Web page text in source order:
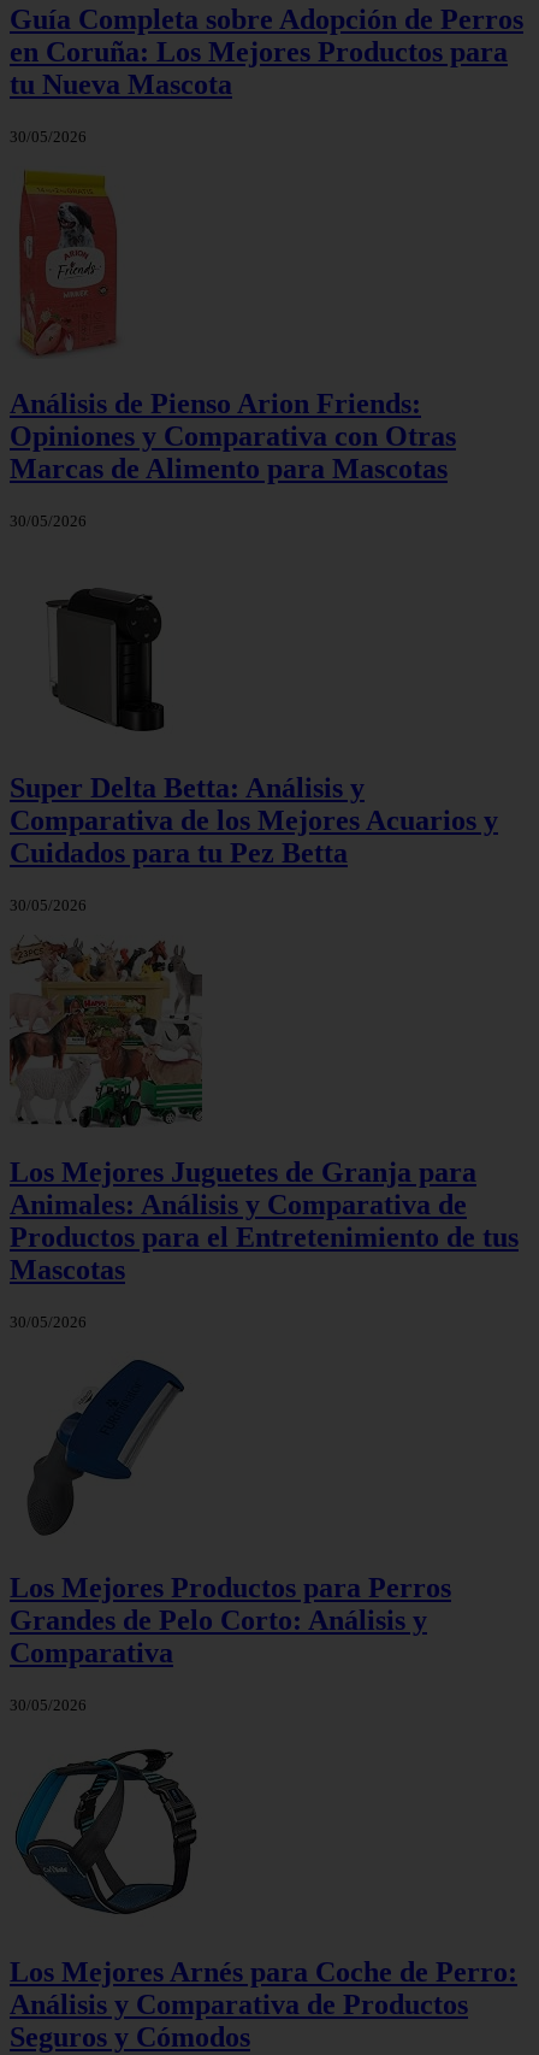
Guía Completa sobre Adopción de Perros
en Coruña: Los Mejores Productos para
tu Nueva Mascota
30/05/2026
Análisis de Pienso Arion Friends:
Opiniones y Comparativa con Otras
Marcas de Alimento para Mascotas
30/05/2026
Super Delta Betta: Análisis y
Comparativa de los Mejores Acuarios y
Cuidados para tu Pez Betta
30/05/2026
Los Mejores Juguetes de Granja para
Animales: Análisis y Comparativa de
Productos para el Entretenimiento de tus
Mascotas
30/05/2026
Los Mejores Productos para Perros
Grandes de Pelo Corto: Análisis y
Comparativa
30/05/2026
Los Mejores Arnés para Coche de Perro:
Análisis y Comparativa de Productos
Seguros y Cómodos